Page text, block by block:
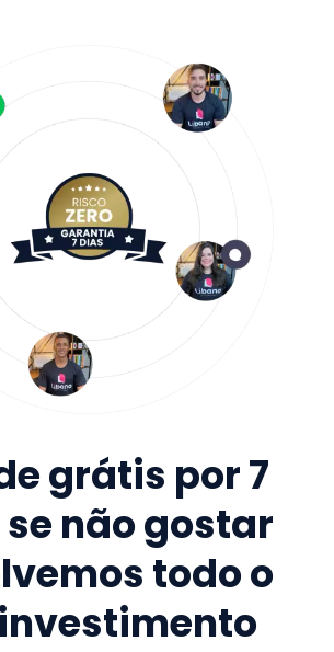
grátis por 7
não gostar
todo o